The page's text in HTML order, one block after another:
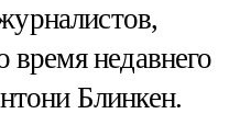
время недавнего
Блинкен.